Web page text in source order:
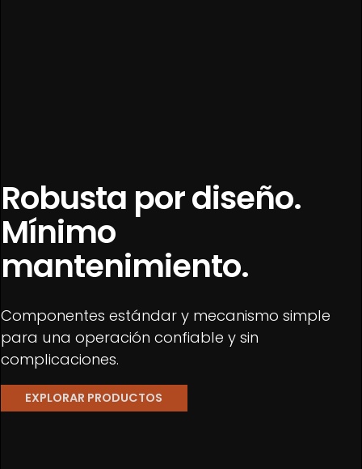
Robusta por diseño.
Mínimo
mantenimiento.
Componentes estándar y mecanismo simple
para una operación confiable y sin
complicaciones.
EXPLORAR PRODUCTOS